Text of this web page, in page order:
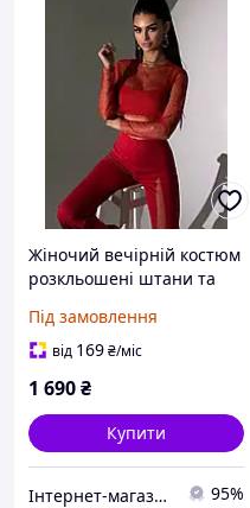
Жіночий вечірній костюм
розкльошені штани та
та страз (р. 42, 44)
66KO3940Е
Під замовлення
від 169₴/міс
1 690₴
Купити
Інтернет-магазин Tvid 95%